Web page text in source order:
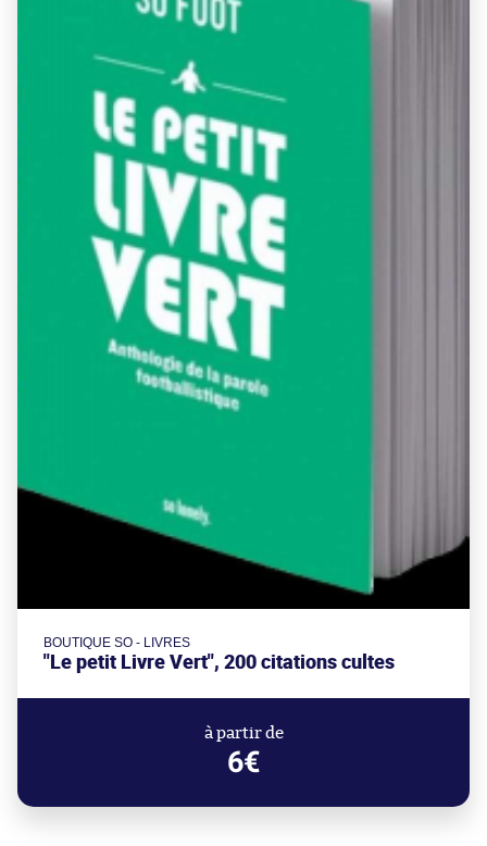
BOUTIQUE SO - LIVRES
"Le petit Livre Vert", 200 citations cultes
à partir de
6€